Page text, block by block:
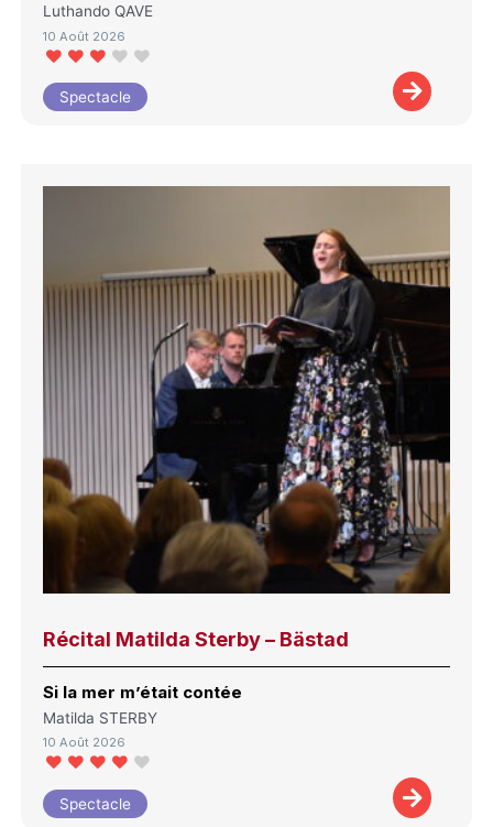
Luthando QAVE
10 Août 2026
Spectacle
Récital Matilda Sterby – Bästad
Si la mer m’était contée
Matilda STERBY
10 Août 2026
Spectacle